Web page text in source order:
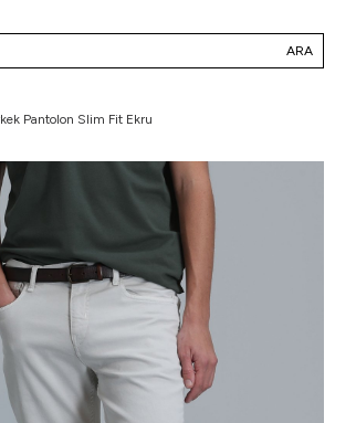
ARA
Pantolon Slim Fit Ekru